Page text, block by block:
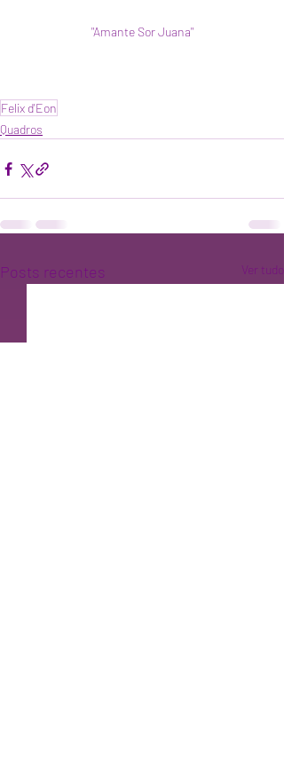
"Amante Sor Juana"
Felix d'Eon
Quadros
Posts recentes Ver tudo